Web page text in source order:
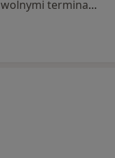
Brak dostępnych specjalistów z wolnymi terminami w tym centrum medycznym.